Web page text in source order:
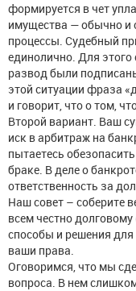
формируется в чет
имущества — обычно
процессы. Судебный
единолично. Для
развод были
этой ситуации фраза
и говорит, что о том,
Второй вариант. Ваш
иск в арбитраж на
пытаетесь
браке. В деле о
ответственность за
Наш совет – соберите
всем честно
способы и решения
ваши права.
Оговоримся, что мы
вопроса. В нем